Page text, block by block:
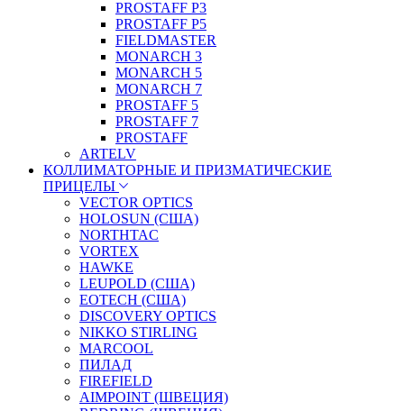
PROSTAFF P3
PROSTAFF P5
FIELDMASTER
MONARCH 3
MONARCH 5
MONARCH 7
PROSTAFF 5
PROSTAFF 7
PROSTAFF
ARTELV
КОЛЛИМАТОРНЫЕ И ПРИЗМАТИЧЕСКИЕ
ПРИЦЕЛЫ
VECTOR OPTICS
HOLOSUN (США)
NORTHTAC
VORTEX
HAWKE
LEUPOLD (США)
EOTECH (США)
DISCOVERY OPTICS
NIKKO STIRLING
MARCOOL
ПИЛАД
FIREFIELD
AIMPOINT (ШВЕЦИЯ)